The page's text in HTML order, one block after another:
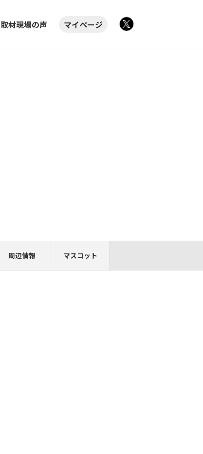
取材現場の声
マイページ
周辺情報 マスコット